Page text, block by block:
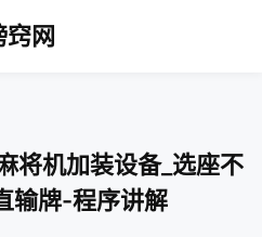
窍网
将机加装设备_选座不
输牌-程序讲解